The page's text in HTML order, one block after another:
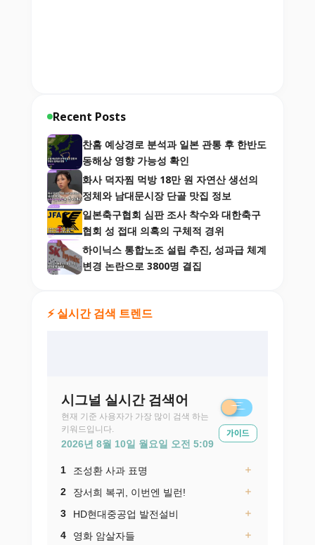
Recent Posts
찬홈 예상경로 분석과 일본 관통 후 한반도
동해상 영향 가능성 확인
화사 덕자찜 먹방 18만 원 자연산 생선의
정체와 남대문시장 단골 맛집 정보
일본축구협회 심판 조사 착수와 대한축구
협회 성 접대 의혹의 구체적 경위
하이닉스 통합노조 설립 추진, 성과급 체계
변경 논란으로 3800명 결집
⚡ 실시간 검색 트렌드